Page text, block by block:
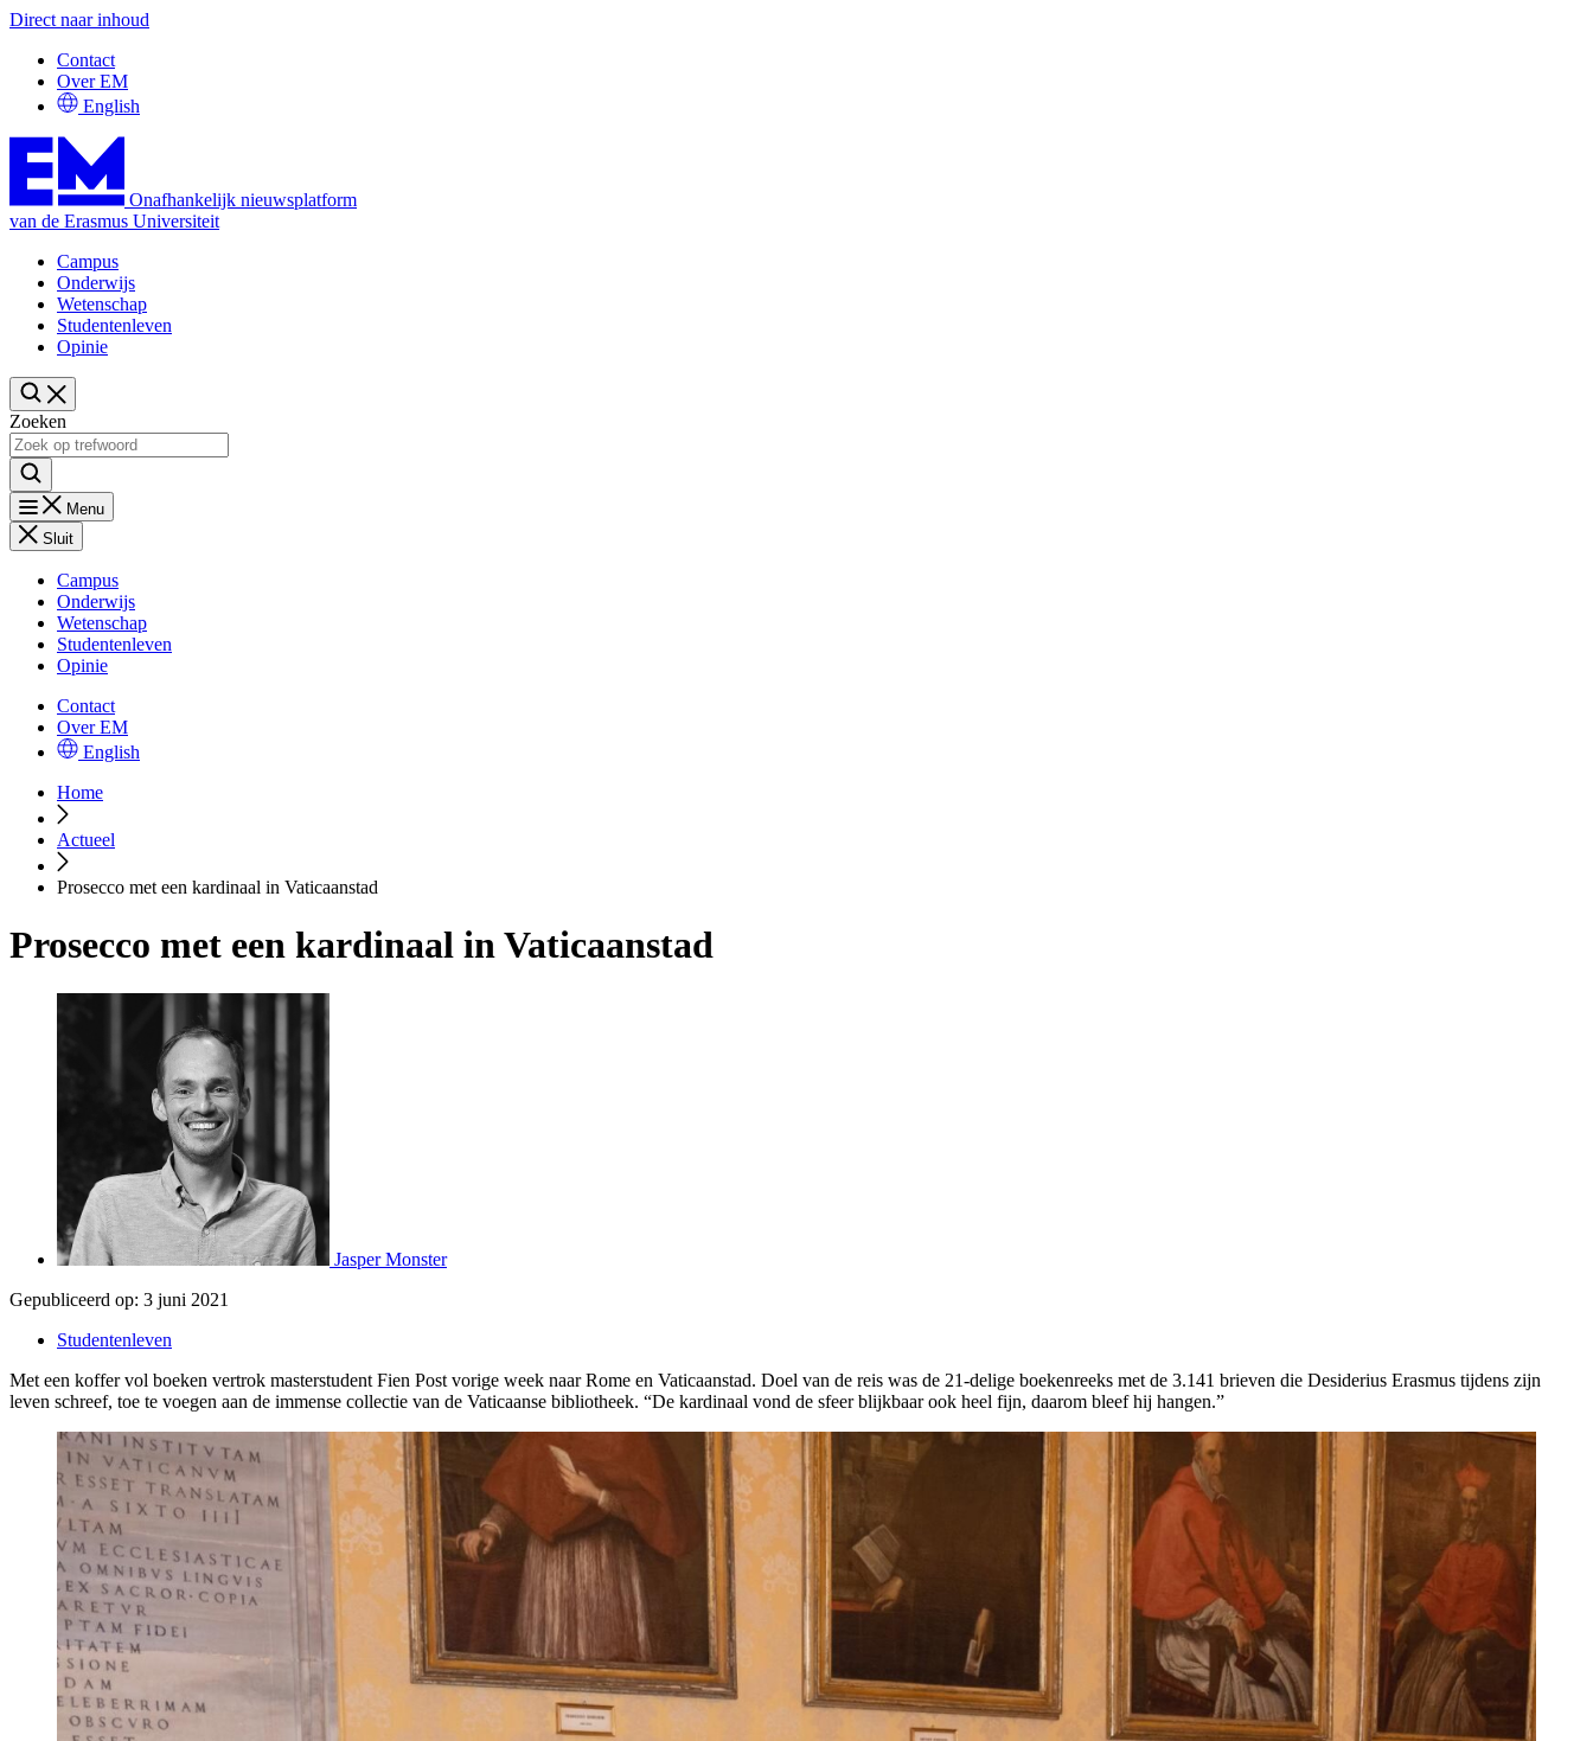
Direct naar inhoud
Contact
Over EM
English
Onafhankelijk nieuwsplatform
van de Erasmus Universiteit
Campus
Onderwijs
Wetenschap
Studentenleven
Opinie
Zoeken
Menu
Sluit
Campus
Onderwijs
Wetenschap
Studentenleven
Opinie
Contact
Over EM
English
Home
Actueel
Prosecco met een kardinaal in Vaticaanstad
Prosecco met een kardinaal in Vaticaanstad
Jasper Monster
Gepubliceerd op: 3 juni 2021
Studentenleven
Met een koffer vol boeken vertrok masterstudent Fien Post vorige week naar Rome en Vaticaanstad. Doel van de reis was de 21-delige boekenreeks met de 3.141 brieven die Desiderius Erasmus tijdens zijn
leven schreef, toe te voegen aan de immense collectie van de Vaticaanse bibliotheek. “De kardinaal vond de sfeer blijkbaar ook heel fijn, daarom bleef hij hangen.”